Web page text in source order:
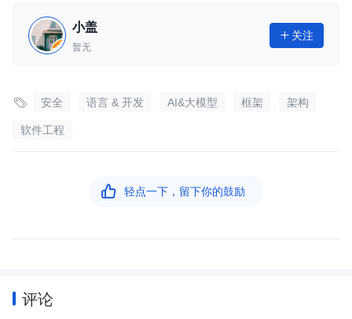
小盖
暂无
 关注
 安全 语言 & 开发 AI&大模型 框架 架构
软件工程
 轻点一下，留下你的鼓励
评论